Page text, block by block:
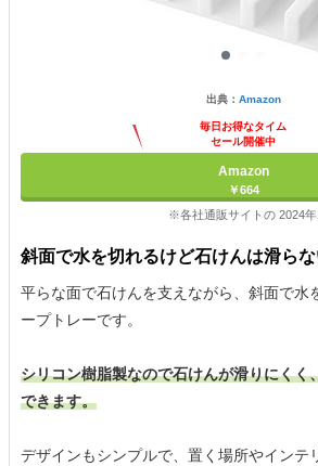
出典： Amazon
毎日お得なタイム
セール開催中
Amazon
￥664
※各社通販サイトの 2024
斜面で水を切れるけど石けんは滑らな
平らな面で石けんを支えながら、斜面で水
ープトレーです。
シリコン樹脂製なので石けんが滑りにくく
できます。
デザインもシンプルで、置く場所やインテ